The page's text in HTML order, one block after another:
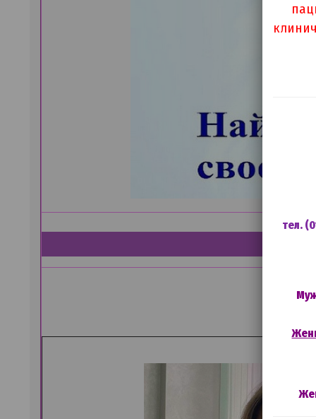
тел.